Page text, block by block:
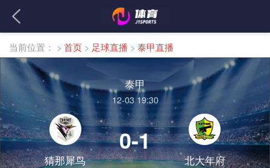
当前位置： > 首页 > 足球直播 > 泰甲直播
泰甲
12-03 19:30
猜那犀鸟
0-1
北大年府